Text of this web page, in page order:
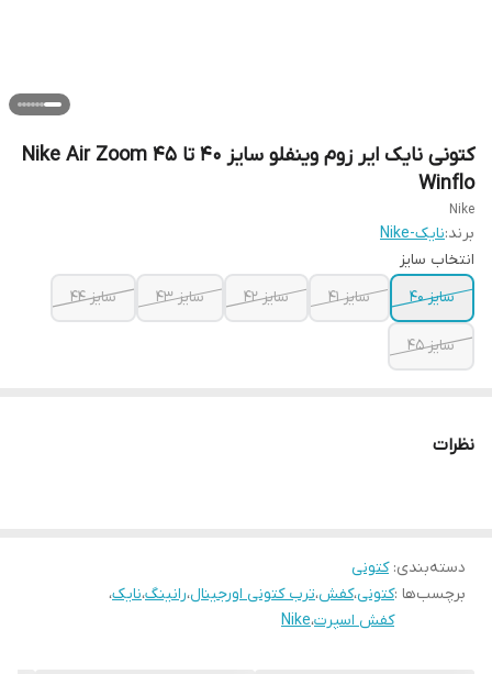
کتونی نایک ایر زوم وینفلو سایز ۴۰ تا ۴۵ Nike Air Zoom
Winflo
Nike
برند:نایک-Nike
انتخاب سایز
سایز ۴۰
سایز ۴۱ سایز ۴۲ سایز ۴۳ سایز ۴۴
سایز ۴۵
نظرات
دسته‌بندی:کتونی
برچسب‌ها :کتونی،کفش،ترب کتونی اورجینال،رانینگ،نایک،
کفش اسپرت،Nike